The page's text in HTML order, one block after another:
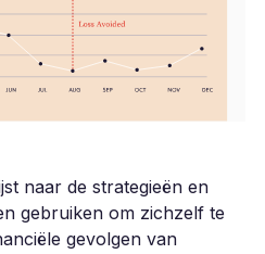
naar de strategieën en
gebruiken om zichzelf te
gevolgen van